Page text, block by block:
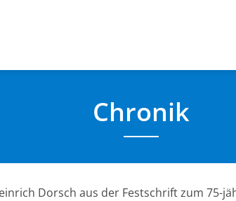
Chronik
Dorsch aus der Festschrift zum 75-